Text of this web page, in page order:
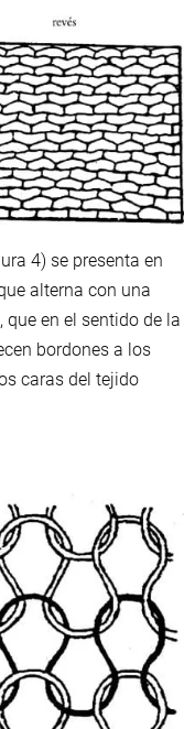
4) se presenta en
alterna con una
en el sentido de la
bordones a los
caras del tejido